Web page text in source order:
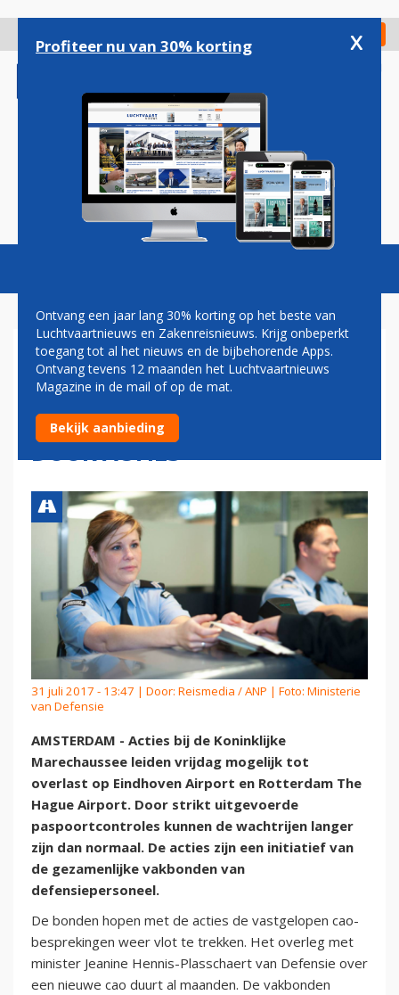
gaan
Check in
Magazine Podcasts Vacatures
LANGERE
PASPOORTCONTROLE OP
REGIONALE LUCHTHAVENS
DOOR ACTIES
31 juli 2017 - 13:47 | Door: Reismedia / ANP | Foto: Ministerie
van Defensie
AMSTERDAM - Acties bij de Koninklijke
Marechaussee leiden vrijdag mogelijk tot
overlast op Eindhoven Airport en Rotterdam The
Hague Airport. Door strikt uitgevoerde
paspoortcontroles kunnen de wachtrijen langer
zijn dan normaal. De acties zijn een initiatief van
de gezamenlijke vakbonden van
defensiepersoneel.
De bonden hopen met de acties de vastgelopen cao-
besprekingen weer vlot te trekken. Het overleg met
minister Jeanine Hennis-Plasschaert van Defensie over
een nieuwe cao duurt al maanden. De vakbonden
Profiteer nu van 30% korting x
Ontvang een jaar lang 30% korting op het beste van
Luchtvaartnieuws en Zakenreisnieuws. Krijg onbeperkt
toegang tot al het nieuws en de bijbehorende Apps.
Ontvang tevens 12 maanden het Luchtvaartnieuws
Magazine in de mail of op de mat.
Bekijk aanbieding